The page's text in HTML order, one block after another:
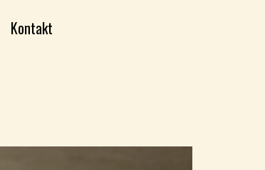
Kontakt